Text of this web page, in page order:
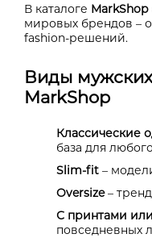
В каталоге MarkShop
мировых брендов –
fashion-решений.
Виды
MarkShop
Классические
база для
Slim-fit –
Oversize–
С принтами
повседневных